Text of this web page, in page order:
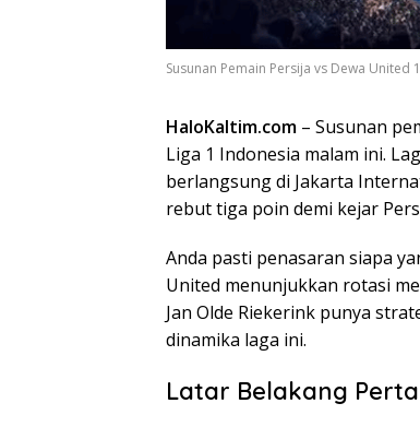
Susunan Pemain Persija vs Dewa
HaloKaltim.com – Susunan
Liga 1 Indonesia malam ini.
berlangsung di Jakarta
rebut tiga poin demi kejar
Anda pasti penasaran siapa
United menunjukkan rotasi
Jan Olde Riekerink punya
dinamika laga ini.
Latar Belakang